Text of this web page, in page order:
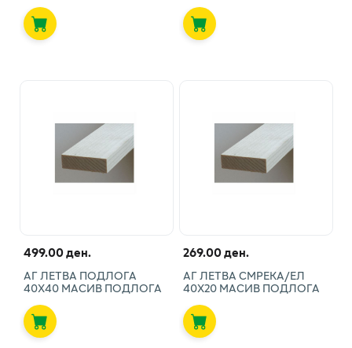
499.00 ден.
АГ ЛЕТВА ПОДЛОГА
40X40 МАСИВ ПОДЛОГА
269.00 ден.
АГ ЛЕТВА СМРЕКА/ЕЛ
40X20 МАСИВ ПОДЛОГА